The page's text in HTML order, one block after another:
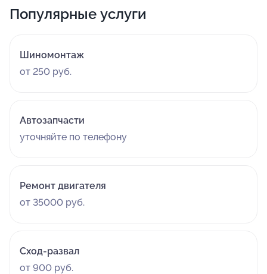
Популярные услуги
Шиномонтаж
от 250 руб.
Автозапчасти
уточняйте по телефону
Ремонт двигателя
от 35000 руб.
Сход-развал
от 900 руб.